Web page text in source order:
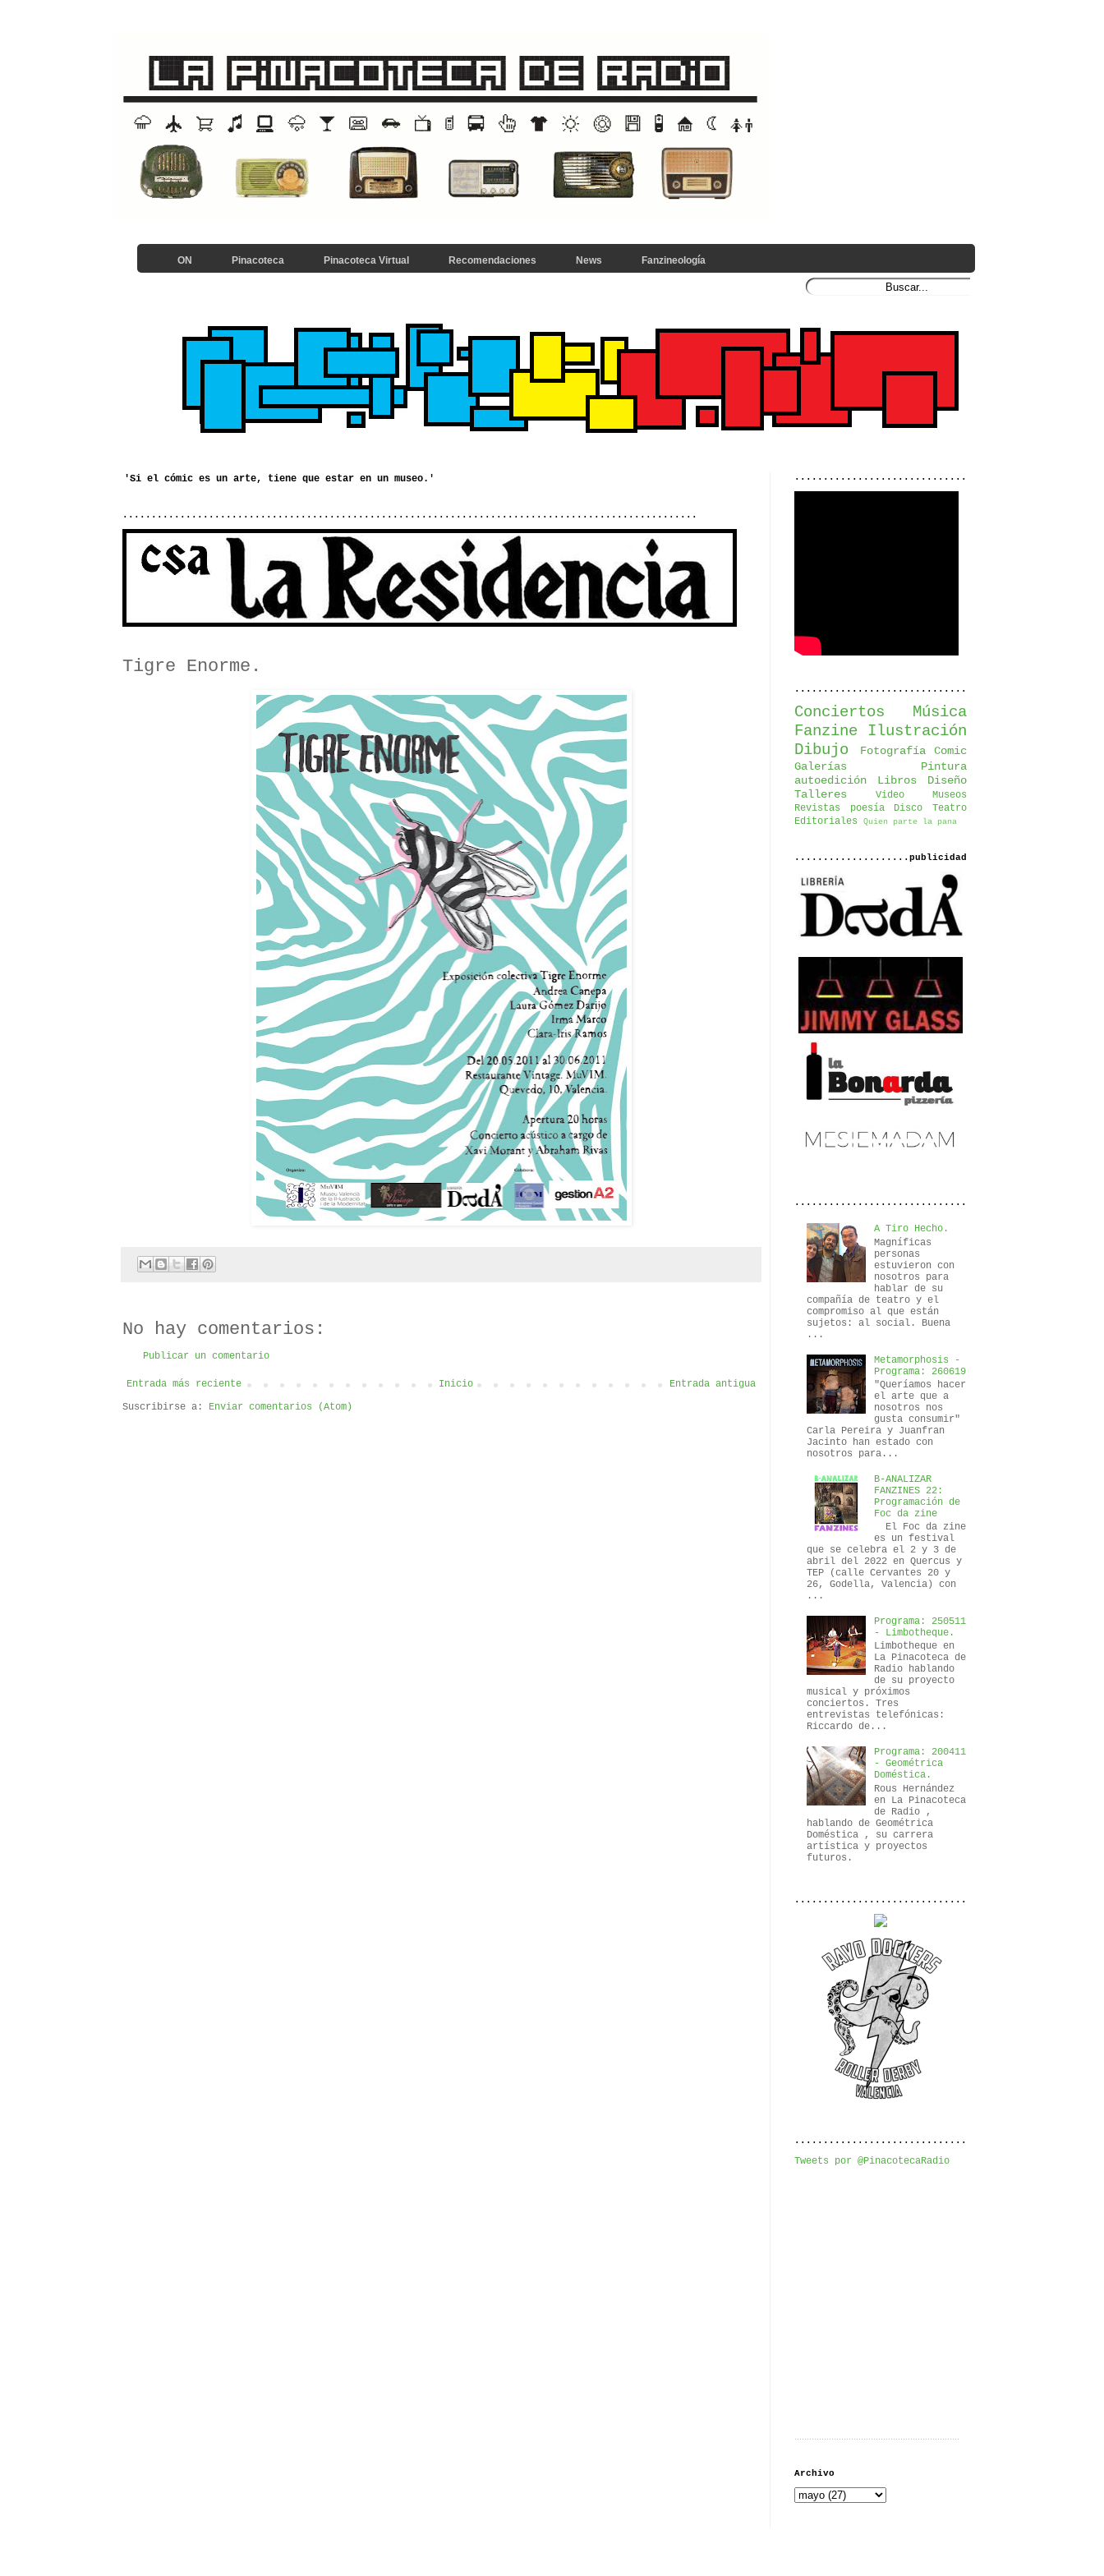
ON Pinacoteca Pinacoteca Virtual Recomendaciones News Fanzineología
....................................................................................................
Tigre Enorme.
No hay comentarios:
Publicar un comentario
Entrada más reciente Entrada antigua
Inicio
Suscribirse a: Enviar comentarios (Atom)
..............................
..............................
Conciertos
Música
Fanzine
Ilustración
Dibujo
Fotografía
Comic
Galerías
Pintura
autoedición
Libros
Diseño
Talleres
Video
Museos
Revistas
poesía Disco
Teatro
Editoriales
Quien parte la pana
....................publicidad
..............................
A Tiro Hecho.
Magníficas
personas
estuvieron con
nosotros para
hablar de su
compañía de teatro y el
compromiso al que están
sujetos: al social. Buena
...
Metamorphosis -
Programa: 260619
"Queríamos hacer
el arte que a
nosotros nos
gusta consumir"
Carla Pereira y Juanfran
Jacinto han estado con
nosotros para...
B-ANALIZAR
FANZINES 22:
Programación de
Foc da zine
El Foc da zine
es un festival
que se celebra el 2 y 3 de
abril del 2022 en Quercus y
TEP (calle Cervantes 20 y
26, Godella, Valencia) con
...
Programa: 250511
- Limbotheque.
Limbotheque en
La Pinacoteca de
Radio hablando
de su proyecto
musical y próximos
conciertos. Tres
entrevistas telefónicas:
Riccardo de...
Programa: 200411
- Geométrica
Doméstica.
Rous Hernández
en La Pinacoteca
de Radio ,
hablando de Geométrica
Doméstica , su carrera
artística y proyectos
futuros.
..............................
..............................
Tweets por @PinacotecaRadio
Archivo